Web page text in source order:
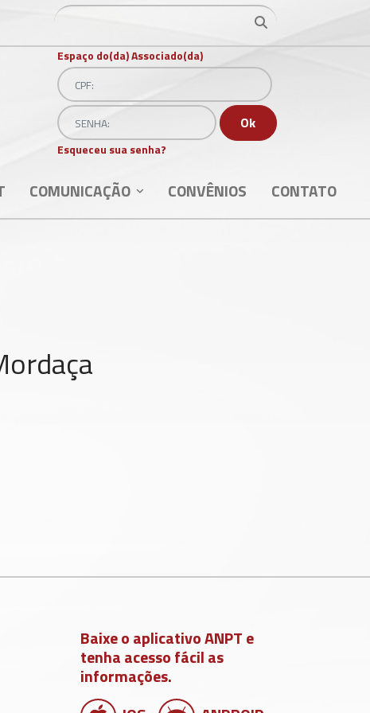
Ir para o resultado
Espaço do(da) Associado(da)
CPF:
Senha
Ok
Esqueceu sua senha?
COMUNICAÇÃO CONVÊNIOS CONTATO
Baixe o aplicativo ANPT e
tenha acesso fácil as
informações.